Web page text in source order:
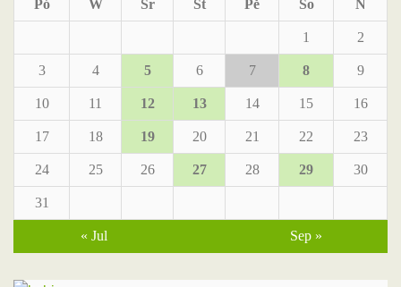
Pó W Sr Št Pě So N
1 2
3 4 5 6 7 8 9
10 11 12 13 14 15 16
17 18 19 20 21 22 23
24 25 26 27 28 29 30
31
« Jul Sep »